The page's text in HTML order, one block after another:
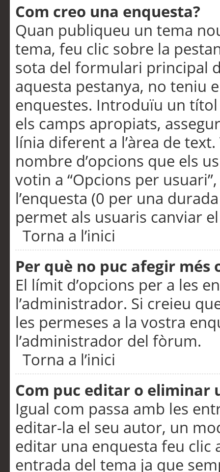
Com creo una enquesta?
Quan publiqueu un tema
tema, feu clic sobre la
sota del formulari principal
aquesta pestanya, no teniu
enquestes. Introduïu un
els camps apropiats,
línia diferent a l’àrea de
nombre d’opcions que els
votin a “Opcions per
l’enquesta (0 per una
permet als usuaris canviar
Torna a l’inici
Per què no puc afegir més
El límit d’opcions per a les
l’administrador. Si creieu
les permeses a la vostra
l’administrador del fòrum.
Torna a l’inici
Com puc editar o eliminar
Igual com passa amb les
editar-la el seu autor, un
editar una enquesta feu clic
entrada del tema ja que